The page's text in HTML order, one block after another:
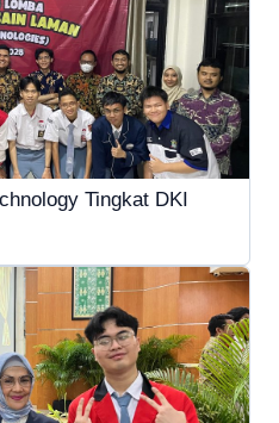
Tingkat DKI